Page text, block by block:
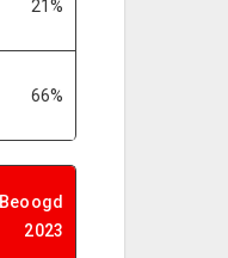
21%
66%
Beoogd
2023